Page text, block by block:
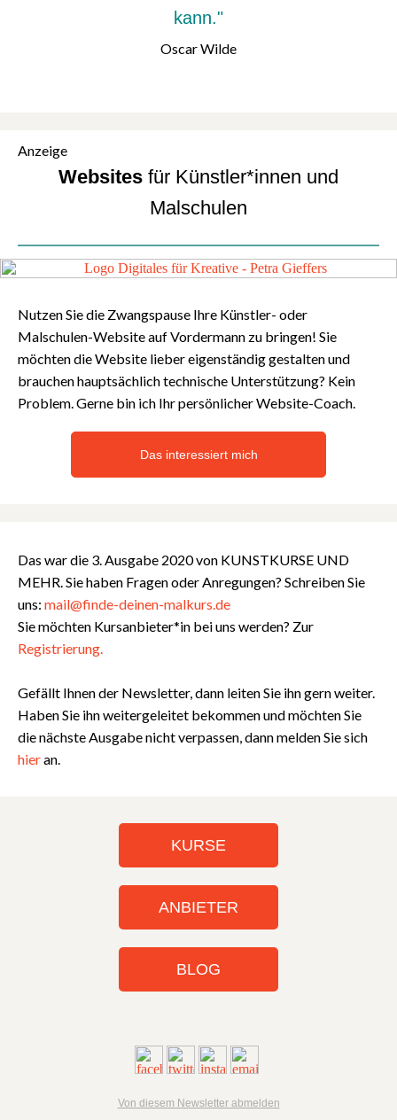
kann."
Oscar Wilde
Anzeige
Websites für Künstler*innen und
Malschulen
Nutzen Sie die Zwangspause Ihre Künstler- oder
Malschulen-Website auf Vordermann zu bringen! Sie
möchten die Website lieber eigenständig gestalten und
brauchen hauptsächlich technische Unterstützung? Kein
Problem. Gerne bin ich Ihr persönlicher Website-Coach.
Das interessiert mich
Das war die 3. Ausgabe 2020 von KUNSTKURSE UND
MEHR. Sie haben Fragen oder Anregungen? Schreiben Sie
uns: mail@finde-deinen-malkurs.de
Sie möchten Kursanbieter*in bei uns werden? Zur
Registrierung.
Gefällt Ihnen der Newsletter, dann leiten Sie ihn gern weiter.
Haben Sie ihn weitergeleitet bekommen und möchten Sie
die nächste Ausgabe nicht verpassen, dann melden Sie sich
hieran.
KURSE
ANBIETER
BLOG
Von diesem Newsletter abmelden